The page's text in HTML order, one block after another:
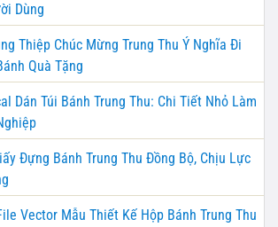
Dùng
Thiệp Chúc Mừng Trung Thu Ý Nghĩa Đi
Quà Tặng
Dán Túi Bánh Trung Thu: Chi Tiết Nhỏ Làm
Đựng Bánh Trung Thu Đồng Bộ, Chịu Lực
Vector Mẫu Thiết Kế Hộp Bánh Trung Thu